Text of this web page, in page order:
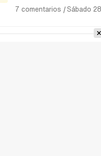
7 comentarios |Sábado